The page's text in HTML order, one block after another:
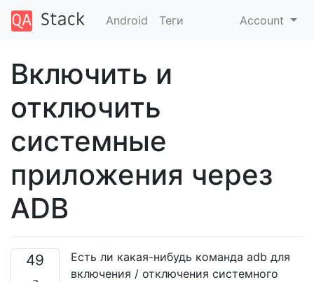
Android Теги Account
Включить и
отключить
системные
приложения через
ADB
49
Есть ли какая-нибудь команда adb для
включения / отключения системного